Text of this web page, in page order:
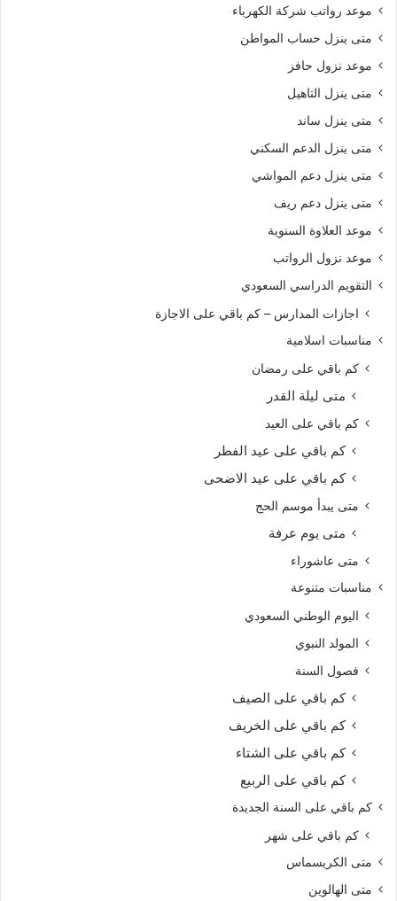
موعد رواتب شركة الكهرباء
متى ينزل حساب المواطن
موعد نزول حافز
متى ينزل التاهيل
متى ينزل ساند
متى ينزل الدعم السكني
متى ينزل دعم المواشي
متى ينزل دعم ريف
موعد العلاوة السنوية
موعد نزول الرواتب
التقويم الدراسي السعودي
اجازات المدارس – كم باقي على الاجازة
مناسبات اسلامية
كم باقي على رمضان
متى ليلة القدر
كم باقي على العيد
كم باقي على عيد الفطر
كم باقي على عيد الاضحى
متى يبدأ موسم الحج
متى يوم عرفة
متى عاشوراء
مناسبات متنوعة
اليوم الوطني السعودي
المولد النبوي
فصول السنة
كم باقي على الصيف
كم باقي على الخريف
كم باقي على الشتاء
كم باقي على الربيع
كم باقي على السنة الجديدة
كم باقي على شهر
متى الكريسماس
متى الهالوين